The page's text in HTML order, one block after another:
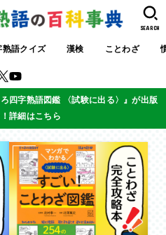
熟語クイズ 漢検 ことわざ
SEARCH
四字熟語図鑑 〈試験に出る〉』が出版
詳細はこちら